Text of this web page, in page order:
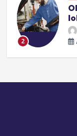
2